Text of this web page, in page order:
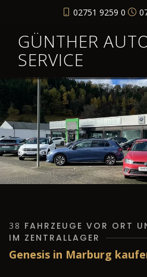
02751 9259 0
GÜNTHER
SERVICE
38 FAHRZEUGE VOR ORT
IM ZENTRALLAGER
Genesis in Marburg